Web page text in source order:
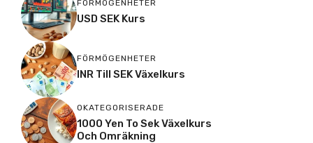
FÖRMÖGENHETER
USD SEK Kurs
FÖRMÖGENHETER
INR Till SEK Växelkurs
OKATEGORISERADE
1000 Yen To Sek Växelkurs
Och Omräkning